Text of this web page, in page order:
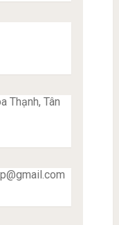
Thạnh, Tân